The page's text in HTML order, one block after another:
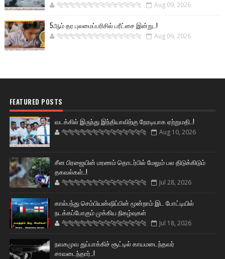
🐅🐅🐅🐅🐅🐅🐆🐆🐆🐆🐆🐆🐆🐆 Aug 09, 2026
5ஆம் தர புலமைப்பரிசில் பரீட்சை இன்று..!
🐅🐅🐅🐅🐅🐅🐆🐆🐆🐆🐆🐆🐆🐆 Aug 09, 2026
FEATURED POSTS
வடக்கில் இருந்து இந்தியாவிற்கு நேரடியாக ஏற்றுமதி..!
🐅🐅🐅🐅🐅🐅🐆🐆🐆🐆🐆🐆🐆🐆 Aug 10, 2026
சீன பிரஜையின் மரணம் தொடர்பில் மேலும் பல திடுக்கிடும்
தகவல்கள்..!
🐅🐅🐅🐅🐅🐅🐆🐆🐆🐆🐆🐆🐆🐆 Jul 28, 2026
கால்பந்து செம்பியன்ஷிப்பின் மூன்றாம் இட போட்டியில்
நடக்கப்போகும் முக்கிய நிகழ்வுகள்
🐅🐅🐅🐅🐅🐅🐆🐆🐆🐆🐆🐆🐆🐆 Jul 18, 2026
நவகமுவ துப்பாக்கிச் சூட்டில் காயமடைந்தவர்
சாவடைந்தார்..!